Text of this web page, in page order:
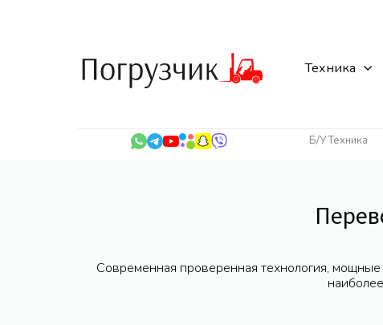
Техника
Б/У Техника
Современная проверенная технология,